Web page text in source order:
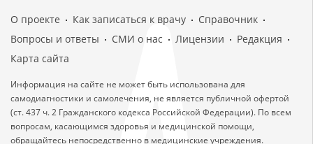
О проекте Как записаться к врачу
Справочник
Вопросы и ответы
СМИ о нас Лицензии
Редакция
Карта сайта
Информация на сайте не может быть использована для
самодиагностики и самолечения, не является публичной офертой
(ст. 437 ч. 2 Гражданского кодекса Российской Федерации). По всем
вопросам, касающимся здоровья и медицинской помощи,
обращайтесь непосредственно в медицинские учреждения.